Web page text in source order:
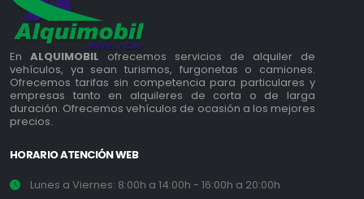
En ALQUIMOBIL ofrecemos servicios de alquiler de
vehículos, ya sean turismos, furgonetas o camiones.
Ofrecemos tarifas sin competencia para particulares y
empresas tanto en alquileres de corta o de larga
duración. Ofrecemos vehículos de ocasión a los mejores
precios.
HORARIO ATENCIÓN WEB
Lunes a Viernes: 8:00h a 14:00h - 16:00h a 20:00h